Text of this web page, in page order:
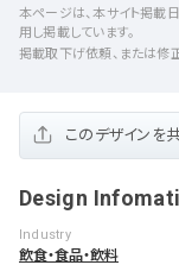
本ページは、本サイト掲載
用し掲載しています。
掲載取下げ依頼、または修
このデザインを
Design
Industry
飲食・食品・飲料